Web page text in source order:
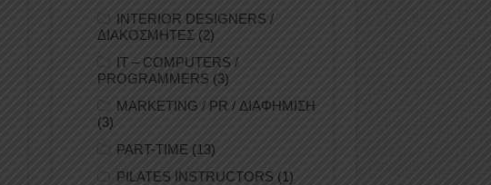
INTERIOR DESIGNERS /
ΔΙΑΚΟΣΜΗΤΕΣ (2)
IT – COMPUTERS /
PROGRAMMERS (3)
MARKETING / PR / ΔΙΑΦΗΜΙΣΗ
(3)
PART-TIME (13)
PILATES INSTRUCTORS (1)